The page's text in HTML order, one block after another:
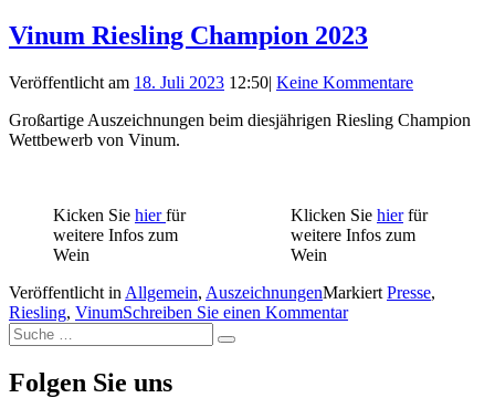
Vinum Riesling Champion 2023
Veröffentlicht am 18. Juli 2023 12:50| Keine Kommentare
Großartige Auszeichnungen beim diesjährigen Riesling Champion
Wettbewerb von Vinum.
Kicken Sie hier für
weitere Infos zum
Wein
Klicken Siehierfür
weitere Infos zum
Wein
Veröffentlicht in Allgemein, AuszeichnungenMarkiert Presse,
Riesling, VinumSchreiben Sie einen Kommentar
Suche
nach:
Suche
Folgen Sie uns